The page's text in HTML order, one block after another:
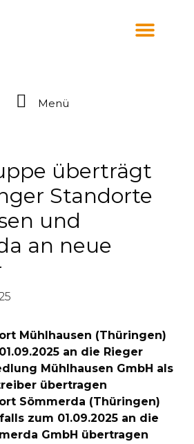
Menü
überträgt
Standorte
und
an neue
Mühlhausen (Thüringen)
an die Rieger
Mühlhausen GmbH als
übertragen
Sömmerda (Thüringen)
zum 01.09.2025 an die
GmbH übertragen